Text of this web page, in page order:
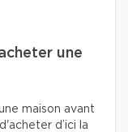
une
maison avant
d’ici la